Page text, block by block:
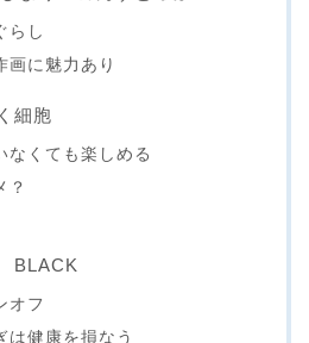
らし
画に魅力あり
細胞
なくても楽しめる
？
BLACK
オフ
は健康を損なう